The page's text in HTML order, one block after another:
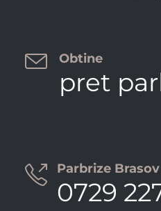
 Obtine
pret
 Parbrize Brasov
0729